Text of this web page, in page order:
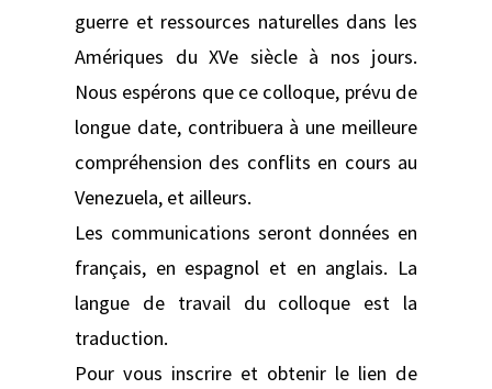
guerre et ressources naturelles dans les
Amériques du XVe siècle à nos jours.
Nous espérons que ce colloque, prévu de
longue date, contribuera à une meilleure
compréhension des conflits en cours au
Venezuela, et ailleurs.
Les communications seront données en
français, en espagnol et en anglais. La
langue de travail du colloque est la
traduction.
Pour vous inscrire et obtenir le lien de